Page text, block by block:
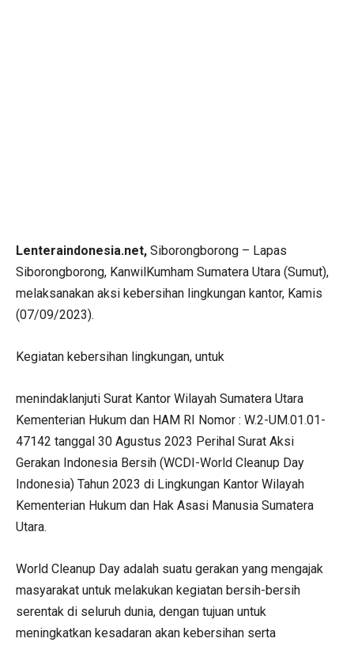
Lenteraindonesia.net, Siborongborong – Lapas
Siborongborong, KanwilKumham Sumatera Utara (Sumut),
melaksanakan aksi kebersihan lingkungan kantor, Kamis
(07/09/2023).
Kegiatan kebersihan lingkungan, untuk
menindaklanjuti Surat Kantor Wilayah Sumatera Utara
Kementerian Hukum dan HAM RI Nomor : W.2-UM.01.01-
47142 tanggal 30 Agustus 2023 Perihal Surat Aksi
Gerakan Indonesia Bersih (WCDI-World Cleanup Day
Indonesia) Tahun 2023 di Lingkungan Kantor Wilayah
Kementerian Hukum dan Hak Asasi Manusia Sumatera
Utara.
World Cleanup Day adalah suatu gerakan yang mengajak
masyarakat untuk melakukan kegiatan bersih-bersih
serentak di seluruh dunia, dengan tujuan untuk
meningkatkan kesadaran akan kebersihan serta